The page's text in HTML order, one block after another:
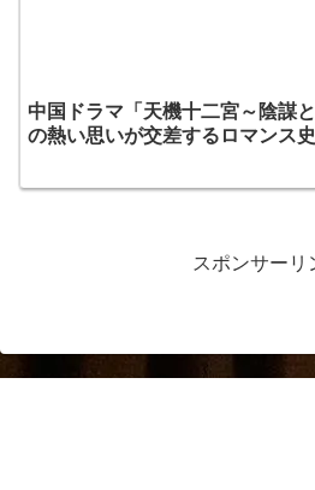
中国ドラマ「天機十二宮～陰謀
の熱い思いが交差するロマンス史
スポンサーリ